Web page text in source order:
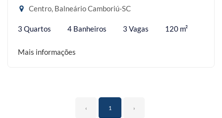
Centro, Balneário Camboriú-SC
3 Quartos 4 Banheiros 3 Vagas 120 m²
Mais informações
‹ 1 ›